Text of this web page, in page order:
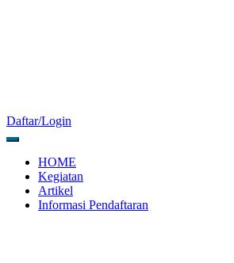
Daftar/Login
HOME
Kegiatan
Artikel
Informasi Pendaftaran